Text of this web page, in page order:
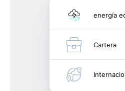
energía
Cartera